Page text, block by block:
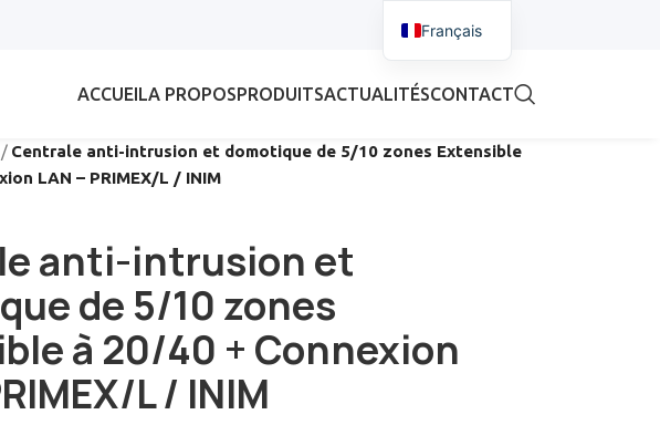
ACCUEILA PROPOSPRODUITSACTUALITÉSCONTACT
/ Centrale anti-intrusion et domotique de 5/10 zones Extensible
LAN – PRIMEX/L / INIM
anti-intrusion et
de 5/10 zones
à 20/40 + Connexion
L / INIM
Français